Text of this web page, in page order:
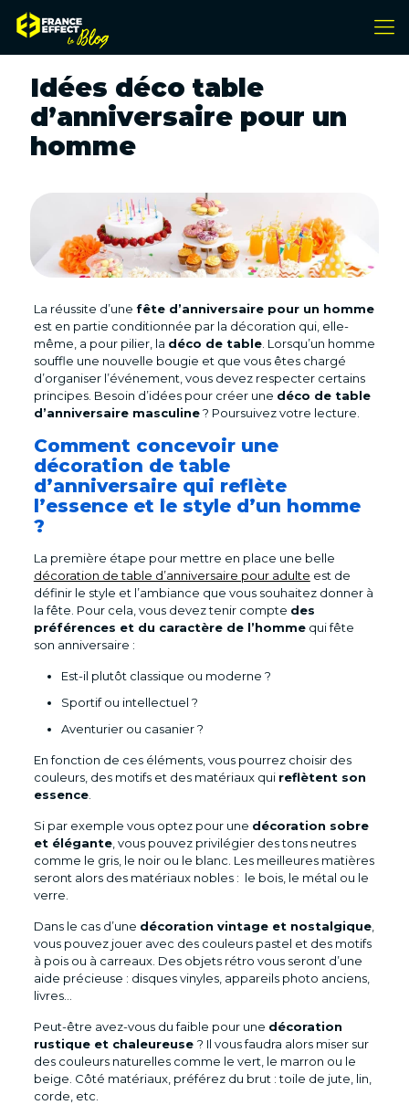
Idées déco table
d’anniversaire pour un
homme
La réussite d’une fête d’anniversaire pour un homme
est en partie conditionnée par la décoration qui, elle-
même, a pour pilier, la déco de table. Lorsqu’un homme
souffle une nouvelle bougie et que vous êtes chargé
d’organiser l’événement, vous devez respecter certains
principes. Besoin d’idées pour créer une déco de table
d’anniversaire masculine? Poursuivez votre lecture.
Comment concevoir une
décoration de table
d’anniversaire qui reflète
l’essence et le style d’un homme
?
La première étape pour mettre en place une belle
décoration de table d’anniversaire pour adulte est de
définir le style et l’ambiance que vous souhaitez donner à
la fête. Pour cela, vous devez tenir compte des
préférences et du caractère de l’hommequi fête
son anniversaire :
Est-il plutôt classique ou moderne ?
Sportif ou intellectuel ?
Aventurier ou casanier ?
En fonction de ces éléments, vous pourrez choisir des
couleurs, des motifs et des matériaux qui reflètent son
essence.
Si par exemple vous optez pour une décoration sobre
et élégante, vous pouvez privilégier des tons neutres
comme le gris, le noir ou le blanc. Les meilleures matières
seront alors des matériaux nobles : le bois, le métal ou le
verre.
Dans le cas d’une décoration vintage et nostalgique,
vous pouvez jouer avec des couleurs pastel et des motifs
à pois ou à carreaux. Des objets rétro vous seront d’une
aide précieuse : disques vinyles, appareils photo anciens,
livres…
Peut-être avez-vous du faible pour une décoration
rustique et chaleureuse ? Il vous faudra alors miser sur
des couleurs naturelles comme le vert, le marron ou le
beige. Côté matériaux, préférez du brut : toile de jute, lin,
corde, etc.